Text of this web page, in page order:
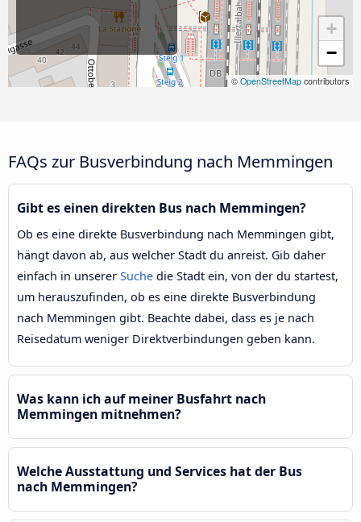
+
−
© OpenStreetMap contributors
FAQs zur Busverbindung nach Memmingen
Gibt es einen direkten Bus nach Memmingen?
Ob es eine direkte Busverbindung nach Memmingen gibt,
hängt davon ab, aus welcher Stadt du anreist. Gib daher
einfach in unserer Suche die Stadt ein, von der du startest,
um herauszufinden, ob es eine direkte Busverbindung
nach Memmingen gibt. Beachte dabei, dass es je nach
Reisedatum weniger Direktverbindungen geben kann.
Was kann ich auf meiner Busfahrt nach
Memmingen mitnehmen?
Welche Ausstattung und Services hat der Bus
nach Memmingen?